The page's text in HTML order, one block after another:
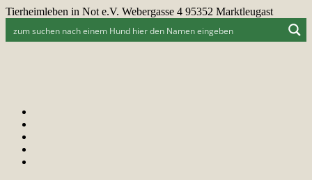
Tierheimleben in Not e.V. Webergasse 4 95352 Marktleugast